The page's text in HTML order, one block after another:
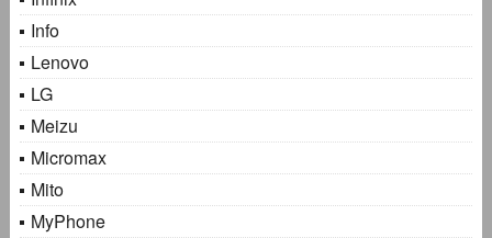
Info
Lenovo
LG
Meizu
Micromax
Mito
MyPhone